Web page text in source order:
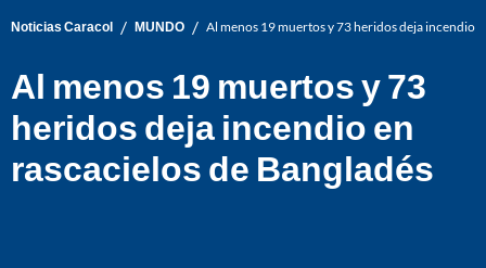
Noticias Caracol / MUNDO / Al menos 19 muertos y 73 heridos deja incendio
Al menos 19 muertos y 73
heridos deja incendio en
rascacielos de Bangladés